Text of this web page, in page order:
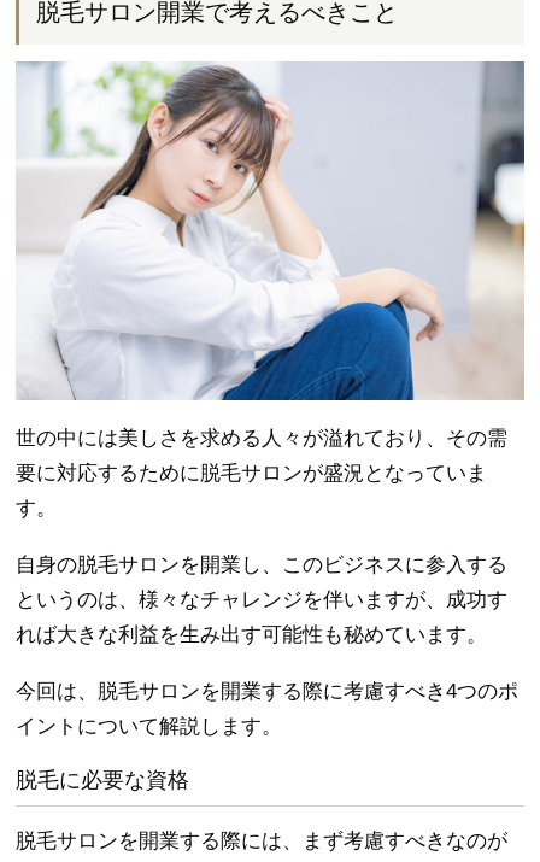
脱毛サロン開業で考えるべきこと
世の中には美しさを求める人々が溢れており、その需
要に対応するために脱毛サロンが盛況となっていま
す。
自身の脱毛サロンを開業し、このビジネスに参入する
というのは、様々なチャレンジを伴いますが、成功す
れば大きな利益を生み出す可能性も秘めています。
今回は、脱毛サロンを開業する際に考慮すべき4つのポ
イントについて解説します。
脱毛に必要な資格
脱毛サロンを開業する際には、まず考慮すべきなのが